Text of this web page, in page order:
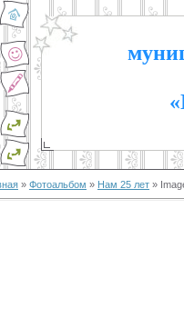
» Фотоальбом » Нам 25 лет »